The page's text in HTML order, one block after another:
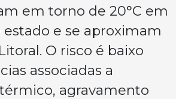
em torno de 20°C em
e se aproximam
O risco é baixo
associadas a
agravamento